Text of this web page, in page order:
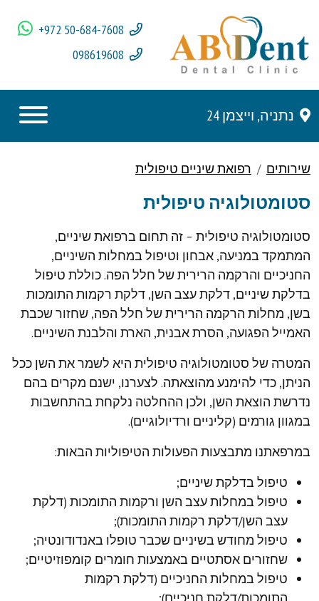
+972 50-684-7608
098619608
נתניה, וייצמן 24
שירותים רפואת שיניים טיפולית
סטומטולוגיה טיפולית
סטומטולוגיה טיפולית – זה תחום ברפואת שיניים,
המתמקד במניעה, אבחון וטיפול במחלות השיניים,
החניכיים והרקמה הרירית של חלל הפה. כוללת טיפול
בדלקת שיניים, דלקת עצב השן, דלקת רקמות התומכות
בשן, מחלות הרקמה הרירית של חלל הפה, שחזור שכבת
האמייל הפגועה, הסרת אבנית, הארת והלבנת השיניים.
המטרה של סטומטולוגיה טיפולית היא לשמר את השן ככל
הניתן, כדי להימנע מהוצאתה. לצערנו, ישנם מקרים בהם
נדרשת הוצאת השן, ולכן ההחלטה נלקחת בהתחשבות
במגוון גורמים (קליניים ורדיולוגיים).
במרפאתנו מתבצעות הפעולות הטיפוליות הבאות:
טיפול בדלקת שיניים;
טיפול במחלות עצב השן ורקמות התומכות (דלקת
עצב השן/דלקת רקמות התומכות);
טיפול מחודש בשיניים שכבר טופלו באנדודונטיה;
שחזורים אסתטיים באמצעות חומרים קומפוזיטיים;
טיפול במחלות החניכיים (דלקת רקמות
התומכות/דלקת חניכיים);